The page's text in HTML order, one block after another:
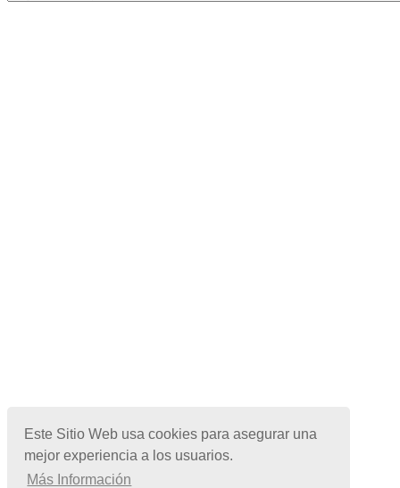
Este Sitio Web usa cookies para asegurar una
mejor experiencia a los usuarios.
Más Información
Términos de Uso|
Políticas de Privacidad